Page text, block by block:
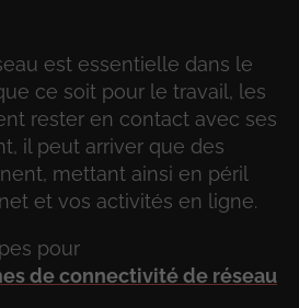
est essentielle dans le
ce soit pour le travail, les
rester en contact avec ses
il peut arriver que des
mettant ainsi en péril
et vos activités en ligne.
pour
de connectivité de réseau